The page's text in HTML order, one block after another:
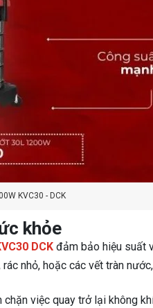
KVC30 - DCK
khỏe
DCK đảm bảo hiệu suất
nhỏ, hoặc các vết tràn
việc quay trở lại không